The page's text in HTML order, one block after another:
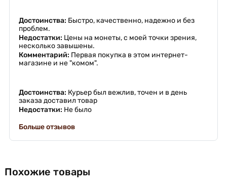
Достоинства: Быстро, качественно, надежно и без
проблем.
Недостатки: Цены на монеты, с моей точки зрения,
несколько завышены.
Комментарий: Первая покупка в этом интернет-
магазине и не "комом".
Достоинства: Курьер был вежлив, точен и в день
заказа доставил товар
Недостатки: Не было
Больше отзывов
Похожие товары